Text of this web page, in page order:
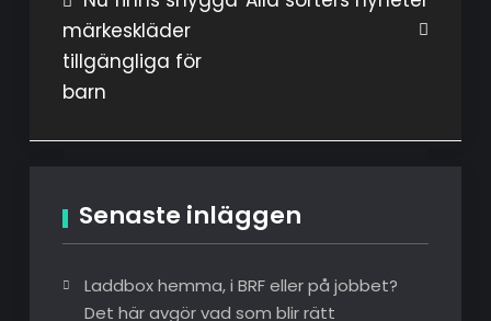
märkeskläder
tillgängliga för
barn
Senaste inläggen
Laddbox hemma, i BRF eller på jobbet?
Det här avgör vad som blir rätt